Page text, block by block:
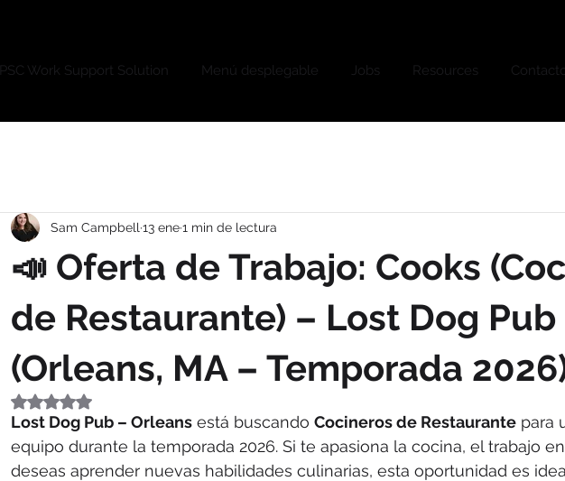
PSC Work Support Solution Menú desplegable Jobs Resources
📣 Oferta de Trabajo: Cooks
de Restaurante) – Lost Dog Pub
(Orleans, MA – Temporada
Sam Campbell 13 ene1 min de lectura
Obtuvo NaN de 5 estrellas.
Lost Dog Pub – Orleans está buscando Cocineros de Restaurante para
equipo durante la temporada 2026. Si te apasiona la cocina, el trabajo
deseas aprender nuevas habilidades culinarias, esta oportunidad es